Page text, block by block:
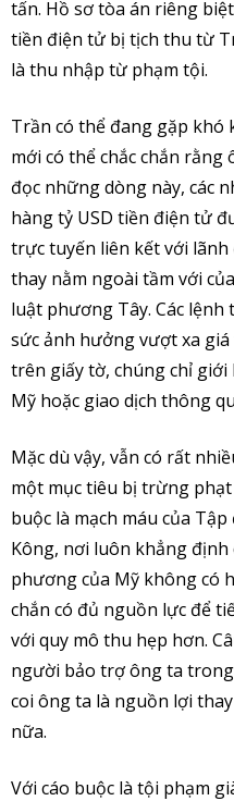
tấn. Hồ sơ tòa án riêng
tiền điện tử bị tịch thu từ
là thu nhập từ phạm tội.
Trần có thể đang gặp khó
mới có thể chắc chắn rằng
đọc những dòng này, các
hàng tỷ USD tiền điện tử
trực tuyến liên kết với
thay nằm ngoài tầm với
luật phương Tây. Các
sức ảnh hưởng vượt xa
trên giấy tờ, chúng chỉ giới
Mỹ hoặc giao dịch thông
Mặc dù vậy, vẫn có rất
một mục tiêu bị trừng
buộc là mạch máu của
Kông, nơi luôn khẳng
phương của Mỹ không có
chắn có đủ nguồn lực để
với quy mô thu hẹp hơn.
người bảo trợ ông ta
coi ông ta là nguồn lợi
nữa.
Với cáo buộc là tội phạm